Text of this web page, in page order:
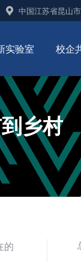
中国江苏省昆山
实验室 校企
乡村
的